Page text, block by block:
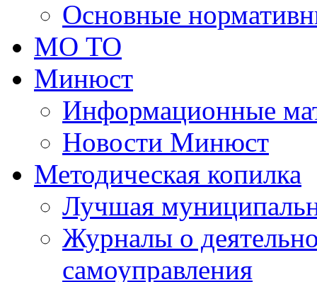
Основные
МО ТО
Минюст
Информационные
Новости Минюст
Методическая копилка
Лучшая
Журналы о
самоуправления